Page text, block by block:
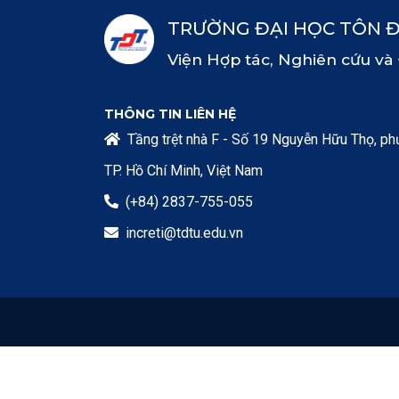
TRƯỜNG ĐẠI HỌC TÔN
Viện Hợp tác, Nghiên cứu
THÔNG TIN LIÊN HỆ
 Tầng trệt nhà F - Số 19 Nguyễn Hữu Thọ,
TP. Hồ Chí Minh, Việt Nam
 (+84) 2837-755-055
 increti@tdtu.edu.vn